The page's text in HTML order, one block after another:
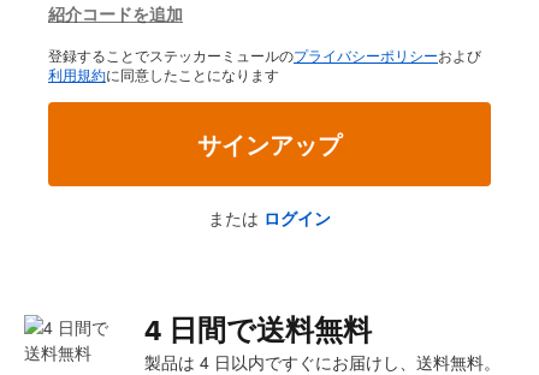
紹介コードを追加
登録することでステッカーミュールのプライバシーポリシーおよび
利用規約に同意したことになります
サインアップ
または ログイン
4 日間で送料無料
製品は 4 日以内ですぐにお届けし、送料無料。